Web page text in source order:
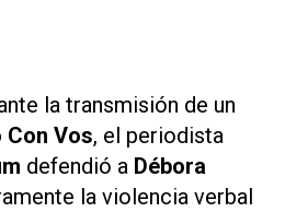
la transmisión de un
Con Vos, el periodista
defendió a Débora
la violencia verbal